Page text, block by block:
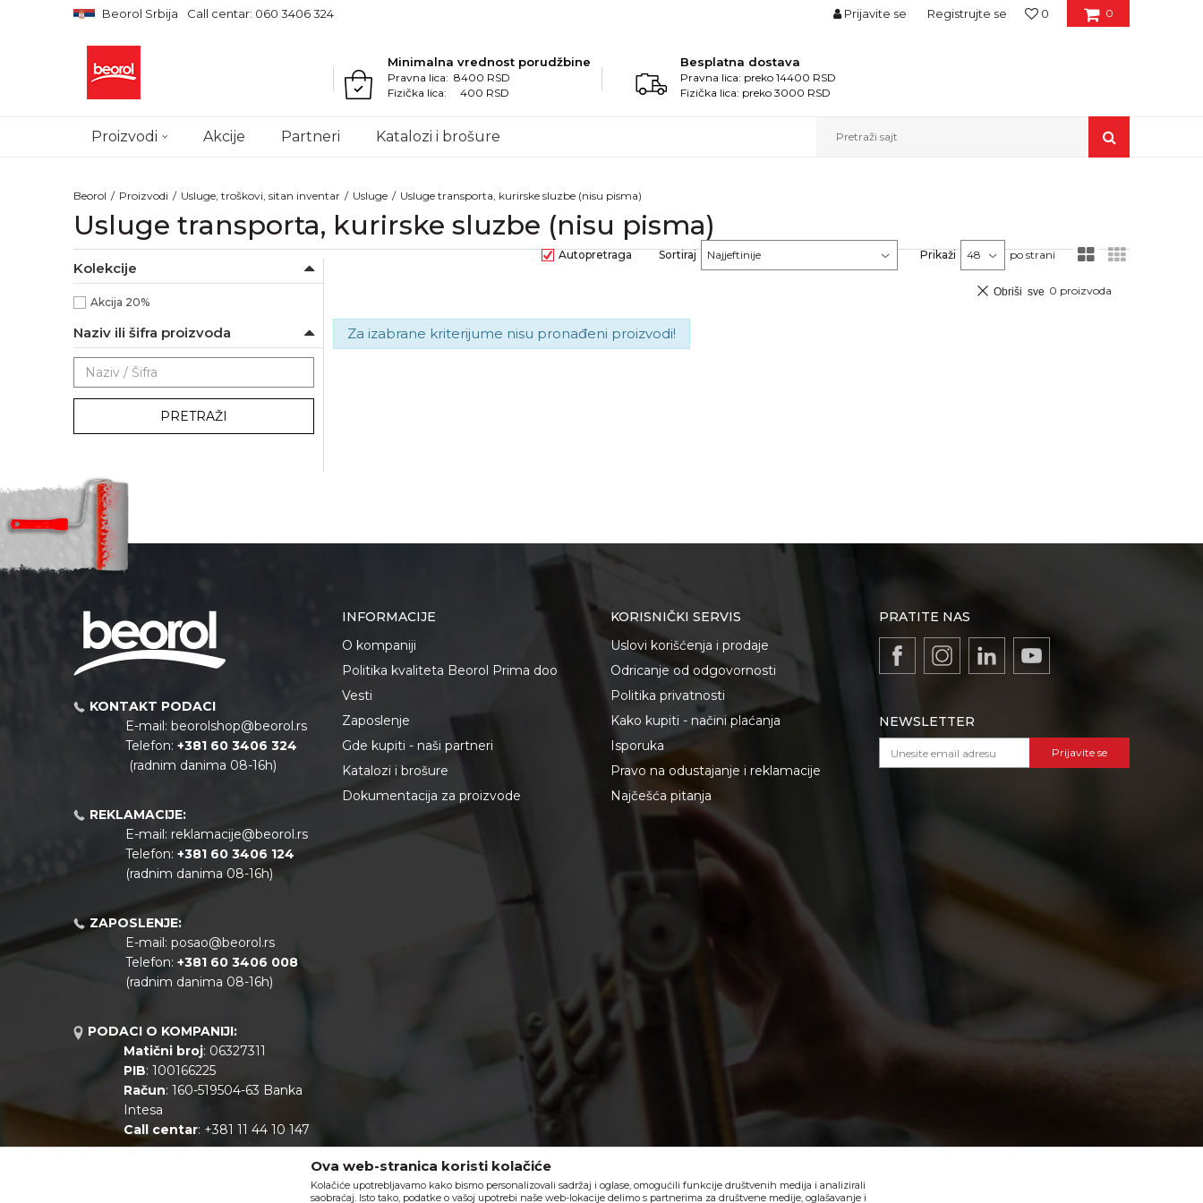
Beorol Srbija Call centar: 060 3406 324 0
0
Prijavite se Registrujte se
Minimalna vrednost porudžbine
Pravna lica: 8400 RSD
Fizička lica: 400 RSD
Besplatna dostava
Pravna lica: preko 14400 RSD
Fizička lica: preko 3000 RSD
Proizvodi Akcije Partneri Katalozi i brošure Pretraži sajt
Beorol Proizvodi Usluge, troškovi, sitan inventar Usluge Usluge transporta, kurirske sluzbe (nisu pisma)
Usluge transporta, kurirske sluzbe (nisu pisma)
Autopretraga Sortiraj Prikaži po strani
Kolekcije
Akcija 20%
Naziv ili šifra proizvoda
PRETRAŽI
0 proizvoda
Obriši sve
Za izabrane kriterijume nisu pronađeni proizvodi!
KONTAKT PODACI
E-mail: beorolshop@beorol.rs
Telefon: +381 60 3406 324
(radnim danima 08-16h)
REKLAMACIJE:
E-mail: reklamacije@beorol.rs
Telefon: +381 60 3406 124
(radnim danima 08-16h)
ZAPOSLENJE:
E-mail: posao@beorol.rs
Telefon: +381 60 3406 008
(radnim danima 08-16h)
PODACI O KOMPANIJI:
Matični broj: 06327311
PIB: 100166225
Račun: 160-519504-63 Banka
Intesa
Call centar: +381 11 44 10 147
INFORMACIJE
O kompaniji
Politika kvaliteta Beorol Prima doo
Vesti
Zaposlenje
Gde kupiti - naši partneri
Katalozi i brošure
Dokumentacija za proizvode
KORISNIČKI SERVIS
Uslovi korišćenja i prodaje
Odricanje od odgovornosti
Politika privatnosti
Kako kupiti - načini plaćanja
Isporuka
Pravo na odustajanje i reklamacije
Najčešća pitanja
PRATITE NAS
NEWSLETTER
Prijavite se
Ova web-stranica koristi kolačiće
Kolačiće upotrebljavamo kako bismo personalizovali sadržaj i oglase, omogućili funkcije društvenih medija i analizirali
saobraćaj. Isto tako, podatke o vašoj upotrebi naše web-lokacije delimo s partnerima za društvene medije, oglašavanje i